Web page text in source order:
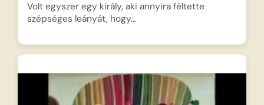
Volt egyszer egy király, aki annyira féltette
szépséges leányát, hogy…